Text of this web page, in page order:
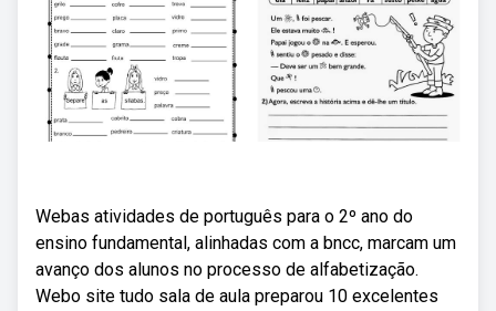
Webas atividades de português para o 2º ano do
ensino fundamental, alinhadas com a bncc, marcam um
avanço dos alunos no processo de alfabetização.
Webo site tudo sala de aula preparou 10 excelentes